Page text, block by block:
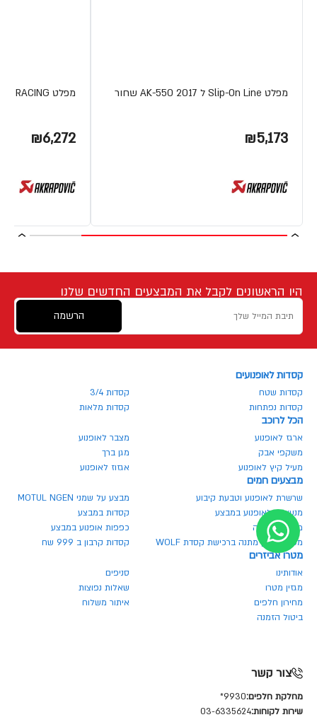
מפלט Slip-On Line ל AK-550 2017 שחור
₪5,173
מפלט RACING טיטניום YZF-R125 17
₪6,272
היו הראשונים לקבל את המבצעים החדשים שלנו
הרשמה
קסדות לאופנועים
קסדות שטח
קסדות 3/4
קסדות נפתחות
קסדות מלאות
הכל לרוכב
ארגז לאופנוע
מצבר לאופנוע
משקפי אבק
מגן ברך
מעיל קיץ לאופנוע
אגזוז לאופנוע
מבצעים חמים
שרשרת לאופנוע וטבעת קיבוע
מבצע על שמני MOTUL NGEN
מנעולים לאופנוע במבצע
קסדות במבצע
משקף בהנחה
כפפות אופנוע במבצע
משקף אבק מתנה ברכישת קסדת WOLF
קסדות קרבון ב 999 שח
מטרו אביזרים
אודותינו
סניפים
מגזין מטרו
שאלות נפוצות
מחירון חלפים
איתור משלוח
ביטול הזמנה
צור קשר
מחלקת חלפים:9930*
שירות לקוחות:03-6335624